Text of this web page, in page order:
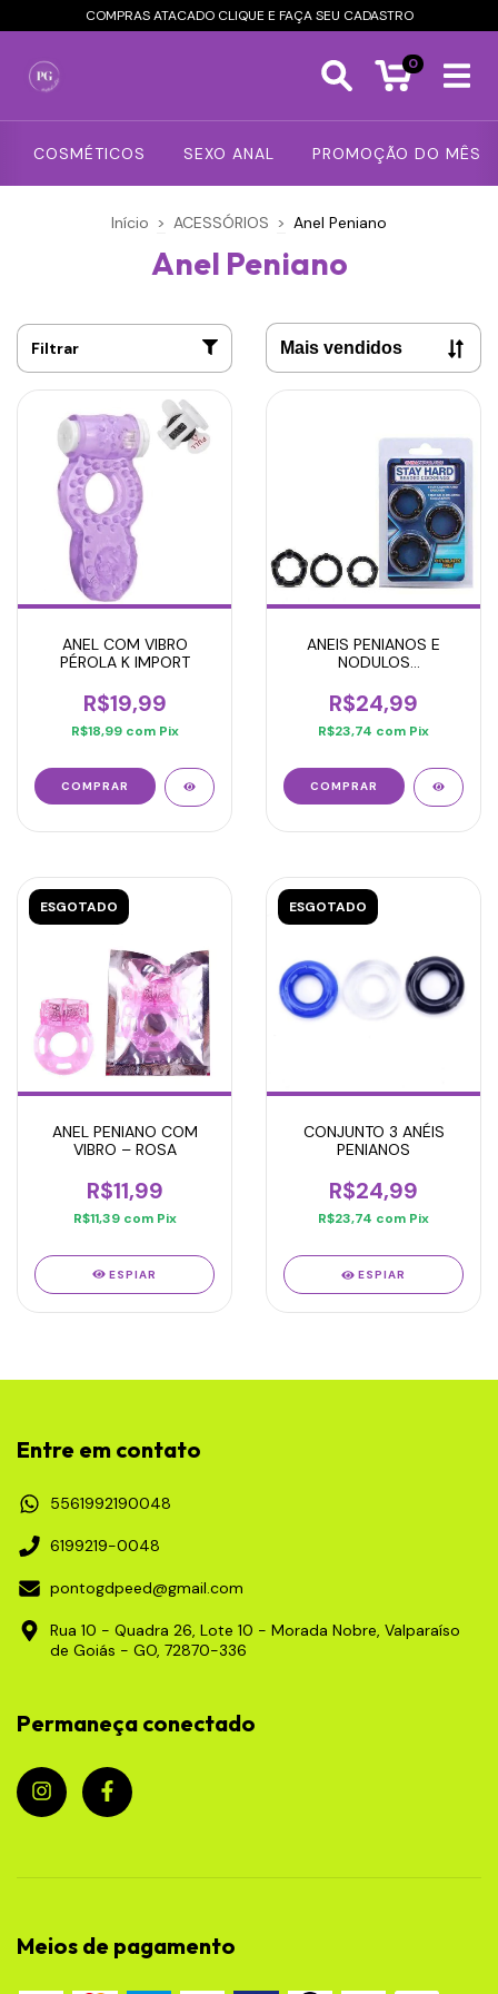
COMPRAS ATACADO CLIQUE E FAÇA SEU CADASTRO
0
COSMÉTICOS SEXO ANAL PROMOÇÃO DO MÊS
Início > ACESSÓRIOS > Anel Peniano
Anel Peniano
Filtrar
ANEL COM VIBRO
PÉROLA K IMPORT
R$19,99
R$18,99 com Pix
ANEIS PENIANOS E
NODULOS
R$24,99
R$23,74 com Pix
ESGOTADO
ANEL PENIANO COM
VIBRO – ROSA
R$11,99
R$11,39 com Pix
ESPIAR
ESGOTADO
CONJUNTO 3 ANÉIS
PENIANOS
R$24,99
R$23,74 com Pix
ESPIAR
Entre em contato
5561992190048
6199219-0048
pontogdpeed@gmail.com
Rua 10 - Quadra 26, Lote 10 - Morada Nobre, Valparaíso
de Goiás - GO, 72870-336
Permaneça conectado
Meios de pagamento